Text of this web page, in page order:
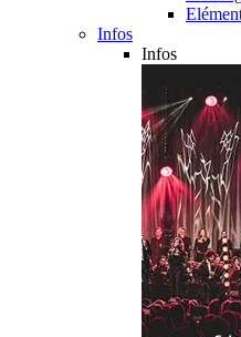
Infos
Infos